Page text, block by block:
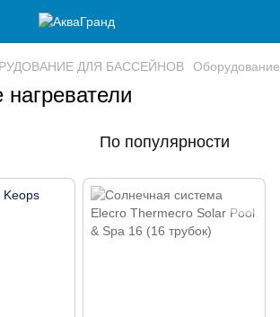
ДЛЯ БАССЕЙНОВ
По популярности